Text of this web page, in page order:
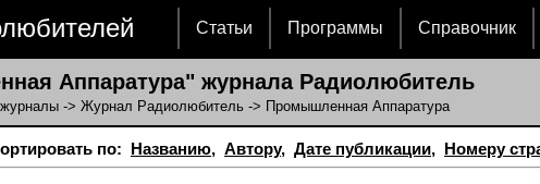
Статьи Программы Справочник
Аппаратура" журнала Радиолюбитель
-> Журнал Радиолюбитель -> Промышленная Аппаратура
по: Названию, Автору, Дате публикации, Номеру